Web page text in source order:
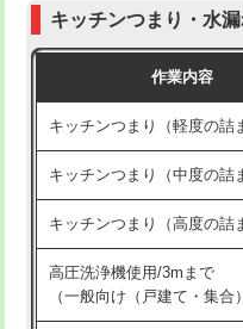
管・ポリ管・HT管使用/3ｍ
排水管工事（土の掘削・埋
排水管工事（排水管工事/3
排水管工事（追加 排水管
マス交換（土の掘削・埋め
マス交換（深さ50㎝未満）
式・ワンホール）)
交換・取付(排水栓・排水ト
持込商品取付（単水栓）
キッチンつまり・水
作業内容
キッチンつまり（軽度の詰
キッチンつまり（中度の詰
キッチンつまり（高度の詰
高圧洗浄機使用/3mまで
（一般向け（戸建て・集合